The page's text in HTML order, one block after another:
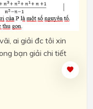
ai giải đc tôi xin
bạn giải chi tiết